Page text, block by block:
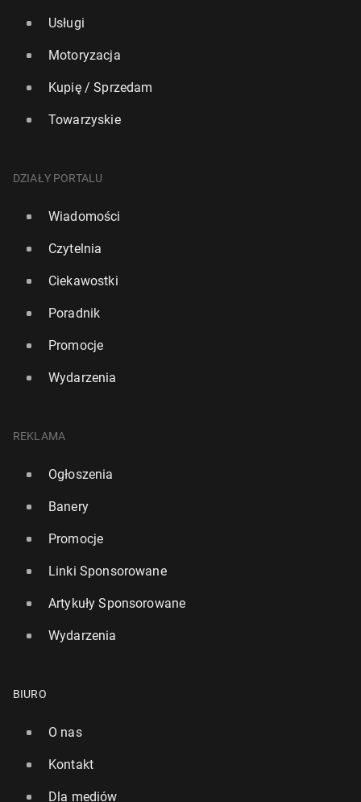
Usługi
Motoryzacja
Kupię / Sprzedam
Towarzyskie
DZIAŁY PORTALU
Wiadomości
Czytelnia
Ciekawostki
Poradnik
Promocje
Wydarzenia
REKLAMA
Ogłoszenia
Banery
Promocje
Linki Sponsorowane
Artykuły Sponsorowane
Wydarzenia
BIURO
O nas
Kontakt
Dla mediów